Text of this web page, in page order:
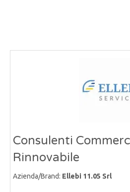
Consulenti
Rinnovabile
Azienda/Brand: Ellebi 11.05 Srl